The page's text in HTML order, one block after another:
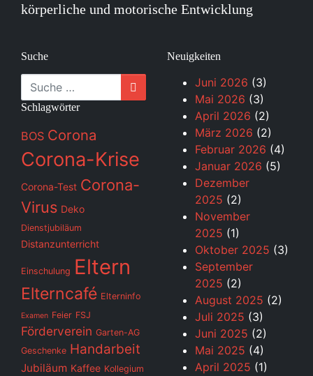
körperliche und motorische Entwicklung
Suche
Suche
Schlagwörter
BOS Corona
Corona-Krise
Corona-Test Corona-
Virus Deko
Dienstjubiläum
Distanzunterricht
Einschulung Eltern
Elterncafé Elterninfo
Examen Feier FSJ
Förderverein Garten-AG
Geschenke Handarbeit
Jubiläum Kaffee Kollegium
Neuigkeiten
Juni 2026 (3)
Mai 2026 (3)
April 2026 (2)
März 2026 (2)
Februar 2026 (4)
Januar 2026 (5)
Dezember
2025 (2)
November
2025 (1)
Oktober 2025 (3)
September
2025 (2)
August 2025 (2)
Juli 2025 (3)
Juni 2025 (2)
Mai 2025 (4)
April 2025 (1)